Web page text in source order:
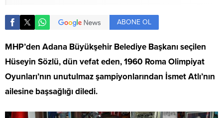
ABONE OL
MHP’den Adana Büyükşehir Belediye Başkanı seçilen
Hüseyin Sözlü, dün vefat eden, 1960 Roma Olimpiyat
Oyunları’nın unutulmaz şampiyonlarından İsmet Atlı’nın
ailesine başsağlığı diledi.